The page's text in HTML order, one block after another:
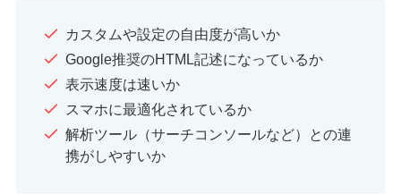
カスタムや設定の自由度が高いか
Google推奨のHTML記述になっているか
表示速度は速いか
スマホに最適化されているか
解析ツール（サーチコンソールなど）との連
携がしやすいか